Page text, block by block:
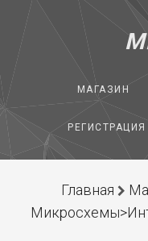
МАГАЗИН
РЕГИСТРАЦИЯ
Главная